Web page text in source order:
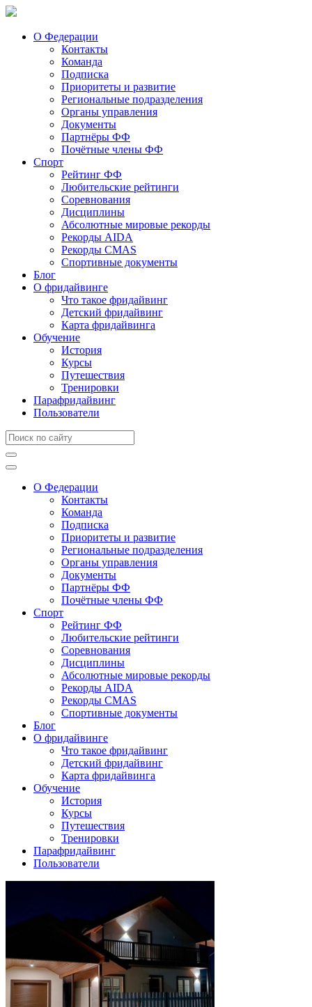
О Федерации
Контакты
Команда
Подписка
Приоритеты и развитие
Региональные подразделения
Органы управления
Документы
Партнёры ФФ
Почётные члены ФФ
Спорт
Рейтинг ФФ
Любительские рейтинги
Соревнования
Дисциплины
Абсолютные мировые рекорды
Рекорды AIDA
Рекорды CMAS
Спортивные документы
Блог
О фридайвинге
Что такое фридайвинг
Детский фридайвинг
Карта фридайвинга
Обучение
История
Курсы
Путешествия
Тренировки
Парафридайвинг
Пользователи
О Федерации
Контакты
Команда
Подписка
Приоритеты и развитие
Региональные подразделения
Органы управления
Документы
Партнёры ФФ
Почётные члены ФФ
Спорт
Рейтинг ФФ
Любительские рейтинги
Соревнования
Дисциплины
Абсолютные мировые рекорды
Рекорды AIDA
Рекорды CMAS
Спортивные документы
Блог
О фридайвинге
Что такое фридайвинг
Детский фридайвинг
Карта фридайвинга
Обучение
История
Курсы
Путешествия
Тренировки
Парафридайвинг
Пользователи